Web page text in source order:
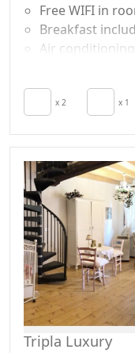
Free WIFI in
Breakfast
Air conditioning
Towels
Draps
Sofa
Coffee machine
Outdoor dining
Barbecue
x 2 x 1
Tripla Luxury